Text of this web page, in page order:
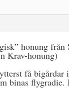
honung från
Krav-honung)
få bigårdar
binas flygradie.